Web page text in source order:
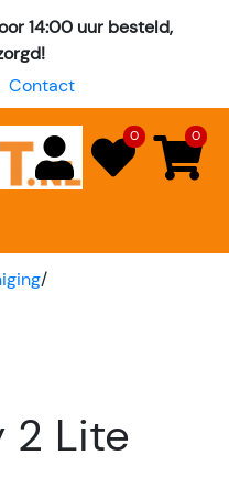
14:00 uur besteld,
Contact
0 0
/
2 Lite